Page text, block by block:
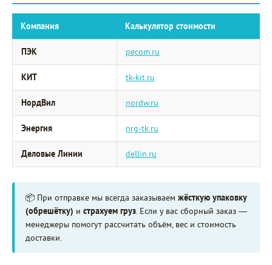
Компания Калькулятор стоимости
ПЭК pecom.ru
КИТ tk-kit.ru
НордВил nordw.ru
Энергия nrg-tk.ru
Деловые Линии dellin.ru
📦 При отправке мы всегда заказываем жёсткую упаковку
(обрешётку) и страхуем груз. Если у вас сборный заказ —
менеджеры помогут рассчитать объём, вес и стоимость
доставки.